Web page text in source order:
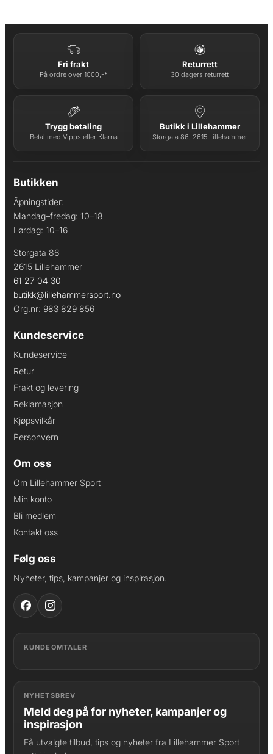
Fri frakt
På ordre over 1000,-*
Returrett
30 dagers returrett
Trygg betaling
Betal med Vipps eller Klarna
Butikk i Lillehammer
Storgata 86, 2615 Lillehammer
Butikken
Åpningstider:
Mandag–fredag: 10–18
Lørdag: 10–16
Storgata 86
2615 Lillehammer
61 27 04 30
butikk@lillehammersport.no
Org.nr: 983 829 856
Kundeservice
Kundeservice
Retur
Frakt og levering
Reklamasjon
Kjøpsvilkår
Personvern
Om oss
Om Lillehammer Sport
Min konto
Bli medlem
Kontakt oss
Følg oss
Nyheter, tips, kampanjer og inspirasjon.
KUNDEOMTALER
NYHETSBREV
Meld deg på for nyheter, kampanjer og
inspirasjon
Få utvalgte tilbud, tips og nyheter fra Lillehammer Sport